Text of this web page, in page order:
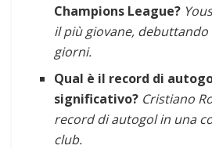
Champions League?
il più giovane, debuttando
giorni.
Qual è il record di
significativo? Cristiano
record di autogol in una
club.